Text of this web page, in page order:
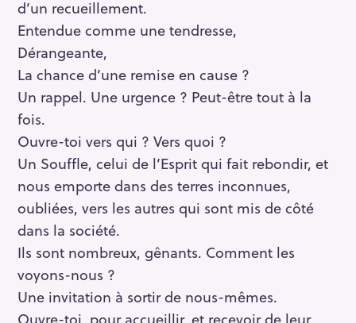
d’un recueillement.
Entendue comme une tendresse,
Dérangeante,
La chance d’une remise en cause ?
Un rappel. Une urgence ? Peut-être tout à la
fois.
Ouvre-toi vers qui ? Vers quoi ?
Un Souffle, celui de l’Esprit qui fait rebondir, et
nous emporte dans des terres inconnues,
oubliées, vers les autres qui sont mis de côté
dans la société.
Ils sont nombreux, gênants. Comment les
voyons-nous ?
Une invitation à sortir de nous-mêmes.
Ouvre-toi, pour accueillir, et recevoir de leur